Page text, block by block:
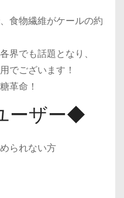
食物繊維がケールの約
界でも話題となり、
でございます！
革命！
ーザー◆
られない方